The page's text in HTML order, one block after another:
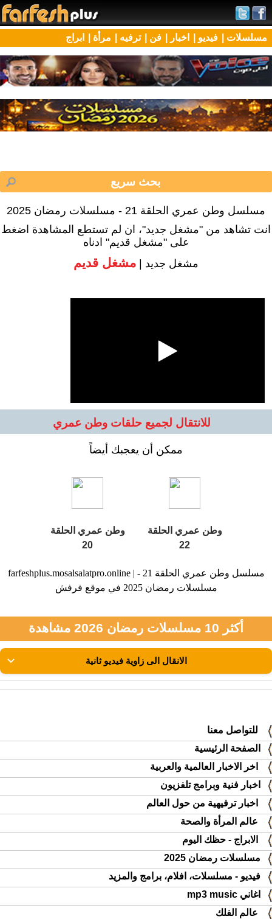
مسلسلات | فيديو | اخبار | فن | ترفيه | مرأة | ابراج
مسلسل وطن عمري الحلقة 21 - مسلسلات رمضان 2025
انت تشاهد من "مشغل جديد"، ان لم تستطع المشاهدة اضغط
على "مشغل قديم" ادناه
مشغل جديد | مشغل قديم
للانتقال لجميع حلقات وطن عمري
ممكن أن يعجبك أيضاً
وطن عمري الحلقة
22
وطن عمري الحلقة
20
farfeshplus.mosalsalatpro.online | مسلسل وطن عمري الحلقة 21 -
مسلسلات رمضان 2025 في موقع فرفش
أكثر 10 مسلسلات رمضان 2026 مشاهدة
للتواصل معنا
الصفحة الرئيسية
اخر الاخبار العالمية والعربية
اخبار فنية وبرامج تلفزيون
اخبار ترفيهية من حول العالم
عالم المرأة والصحة
الابراج - حظك اليوم
مسلسلات رمضان 2025
فيديو - مسلسلات، افلام، برامج والمزيد
اغاني mp3 music
عالم الفلك